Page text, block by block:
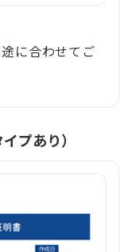
に合わせてご
プあり）